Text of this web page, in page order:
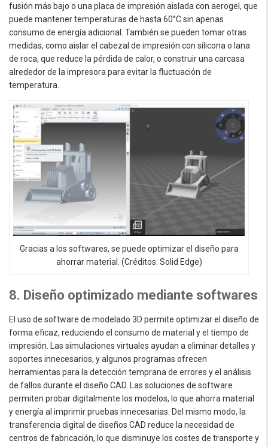
fusión más bajo o una placa de impresión aislada con aerogel, que
puede mantener temperaturas de hasta 60°C sin apenas
consumo de energía adicional. También se pueden tomar otras
medidas, como aislar el cabezal de impresión con silicona o lana
de roca, que reduce la pérdida de calor, o construir una carcasa
alrededor de la impresora para evitar la fluctuación de
temperatura.
Gracias a los softwares, se puede optimizar el diseño para
ahorrar material. (Créditos: Solid Edge)
8. Diseño optimizado mediante softwares
El uso de software de modelado 3D permite optimizar el diseño de
forma eficaz, reduciendo el consumo de material y el tiempo de
impresión. Las simulaciones virtuales ayudan a eliminar detalles y
soportes innecesarios, y algunos programas ofrecen
herramientas para la detección temprana de errores y el análisis
de fallos durante el diseño CAD. Las soluciones de software
permiten probar digitalmente los modelos, lo que ahorra material
y energía al imprimir pruebas innecesarias. Del mismo modo, la
transferencia digital de diseños CAD reduce la necesidad de
centros de fabricación, lo que disminuye los costes de transporte y